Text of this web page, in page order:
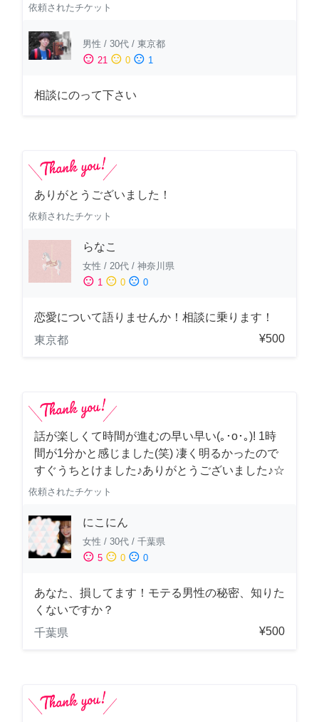
依頼されたチケット
男性 / 30代 / 東京都
sentiment_satisfied 21 sentiment_neutral 0 sentiment_dissatisfied 1
相談にのって下さい
ありがとうございました！
依頼されたチケット
らなこ
女性 / 20代 / 神奈川県
sentiment_satisfied 1 sentiment_neutral 0 sentiment_dissatisfied 0
恋愛について語りませんか！相談に乗ります！
東京都
¥500
話が楽しくて時間が進むの早い早い(｡･о･｡)! 1時
間が1分かと感じました(笑) 凄く明るかったので
すぐうちとけました♪ありがとうございました♪☆
依頼されたチケット
にこにん
女性 / 30代 / 千葉県
sentiment_satisfied 5 sentiment_neutral 0 sentiment_dissatisfied 0
あなた、損してます！モテる男性の秘密、知りた
くないですか？
千葉県
¥500